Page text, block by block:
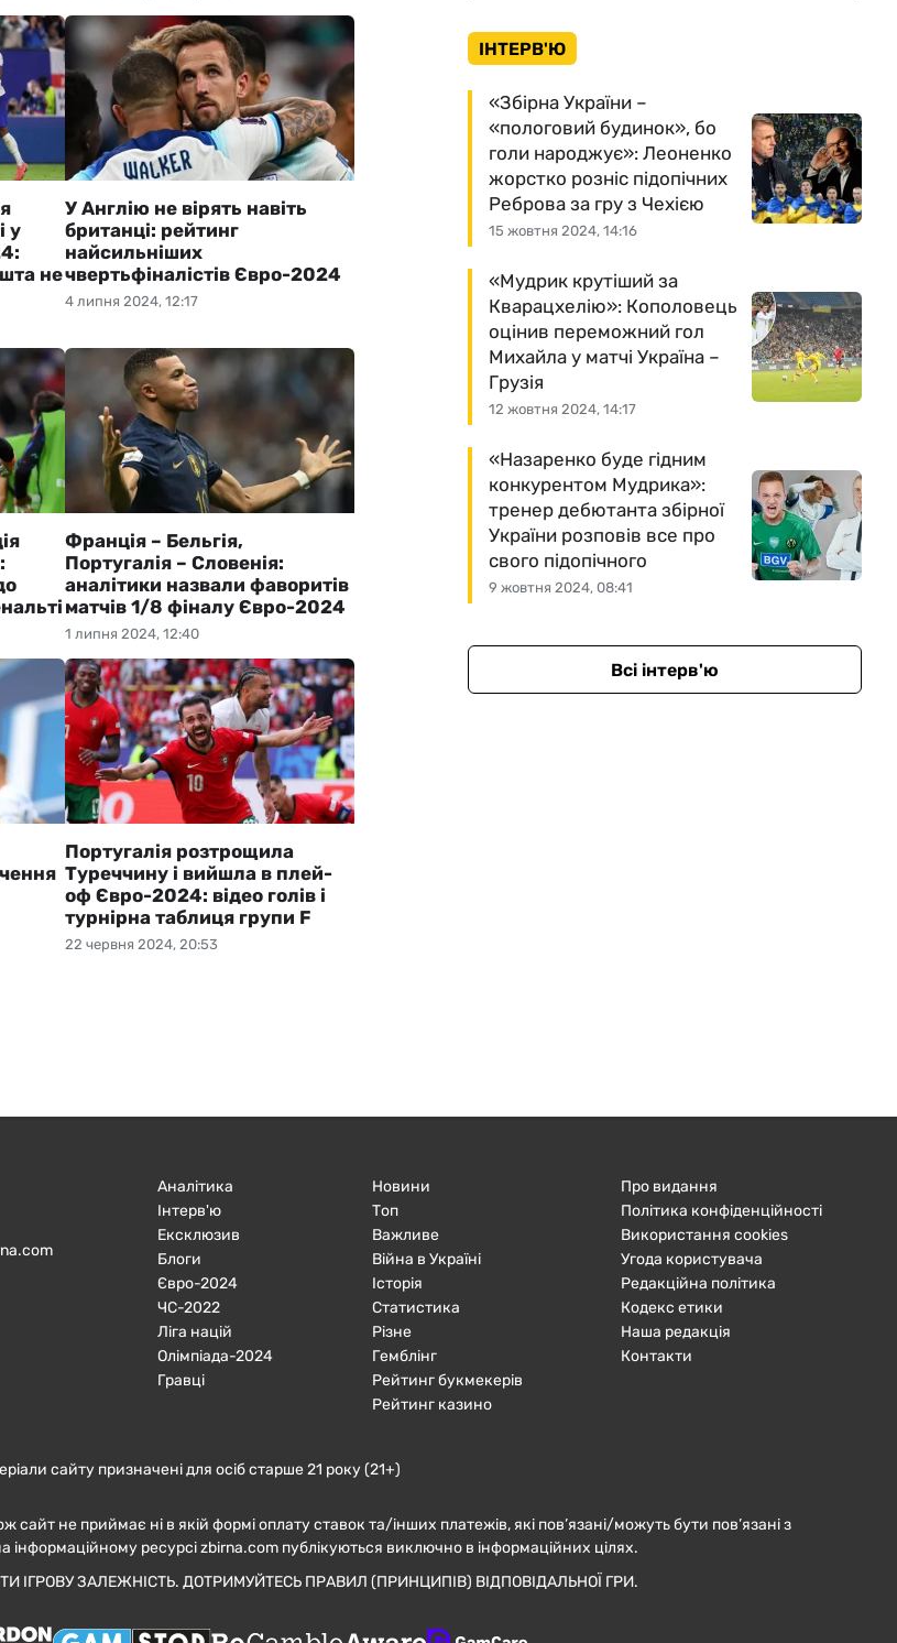
у
не
4 липня 2024, 12:17
У Англію не вірять навіть
британці: рейтинг
найсильніших
чвертьфіналістів Євро-2024
1 липня 2024, 12:40
Франція – Бельгія,
Португалія – Словенія:
аналітики назвали фаворитів
матчів 1/8 фіналу Євро-2024
22 червня 2024, 20:53
Португалія розтрощила
Туреччину і вийшла в плей-
оф Євро-2024: відео голів і
турнірна таблиця групи F
ІНТЕРВ'Ю
15 жовтня 2024, 14:16
«Збірна України –
«пологовий будинок», бо
голи народжує»: Леоненко
жорстко розніс підопічних
Реброва за гру з Чехією
12 жовтня 2024, 14:17
«Мудрик крутіший за
Кварацхелію»: Кополовець
оцінив переможний гол
Михайла у матчі Україна –
Грузія
9 жовтня 2024, 08:41
«Назаренко буде гідним
конкурентом Мудрика»:
тренер дебютанта збірної
України розповів все про
свого підопічного
Всі інтерв'ю
Аналітика
Інтерв'ю
Ексклюзив
Блоги
Євро-2024
ЧC-2022
Ліга націй
Олімпіада-2024
Гравці
Новини
Топ
Важливе
Війна в Україні
Історія
Статистика
Різне
Гемблінг
Рейтинг букмекерів
Рейтинг казино
Про видання
Політика конфіденційності
Використання cookies
Угода користувача
Редакційна політика
Кодекс етики
Наша редакція
Контакти
сайту призначені для осіб старше 21 року (21+)
сайт не приймає ні в якій формі оплату ставок та/інших платежів, які пов’язані/можуть бути пов’язані з
ресурсі zbirna.com публікуються виключно в інформаційних цілях.
ІГРОВУ ЗАЛЕЖНІСТЬ. ДОТРИМУЙТЕСЬ ПРАВИЛ (ПРИНЦИПІВ) ВІДПОВІДАЛЬНОЇ ГРИ.